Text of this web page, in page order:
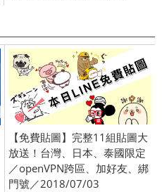
【免費貼圖】完整11組貼圖大
放送！台灣、日本、泰國限定
／openVPN跨區、加好友、綁
門號／2018/07/03